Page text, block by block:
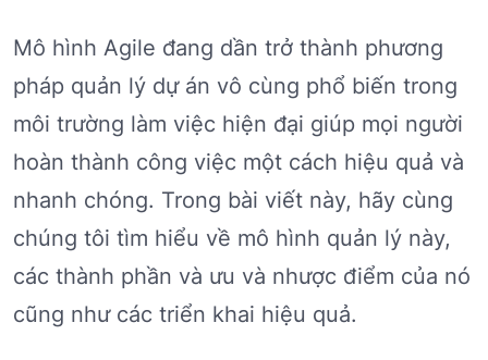
Mô hình Agile đang dần trở thành phương
pháp quản lý dự án vô cùng phổ biến trong
môi trường làm việc hiện đại giúp mọi người
hoàn thành công việc một cách hiệu quả và
nhanh chóng. Trong bài viết này, hãy cùng
chúng tôi tìm hiểu về mô hình quản lý này,
các thành phần và ưu và nhược điểm của nó
cũng như các triển khai hiệu quả.